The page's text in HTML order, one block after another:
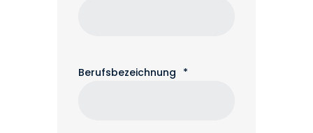
Berufsbezeichnung *